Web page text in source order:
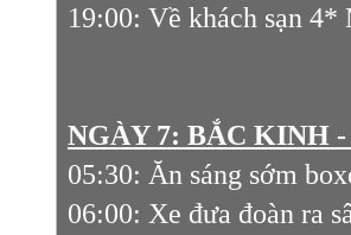
19:00: Về khách sạn
NGÀY 7: BẮC KINH
05:30: Ăn sáng sớm
06:00: Xe đưa đoàn ra